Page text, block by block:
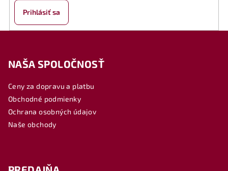
Prihlásiť sa
NAŠA SPOLOČNOSŤ
Ceny za dopravu a platbu
Obchodné podmienky
Ochrana osobných údajov
Naše obchody